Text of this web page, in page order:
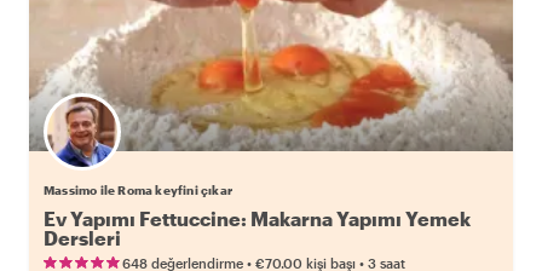
Massimo ile Roma keyfini çıkar
Ev Yapımı Fettuccine: Makarna Yapımı Yemek
Dersleri
648 değerlendirme • €70.00 kişi başı • 3 saat